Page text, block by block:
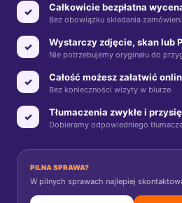
✓ Całkowicie bezpłatna
Bez obowiązku składania
✓ Wystarczy zdjęcie, skan lub
Nie potrzebujemy oryginału do
✓ Całość możesz załatwić
Bez konieczności wizyty w biurze.
✓ Tłumaczenia zwykłe i
Dobieramy odpowiedniego
PILNA SPRAWA?
W pilnych sprawach najlepiej